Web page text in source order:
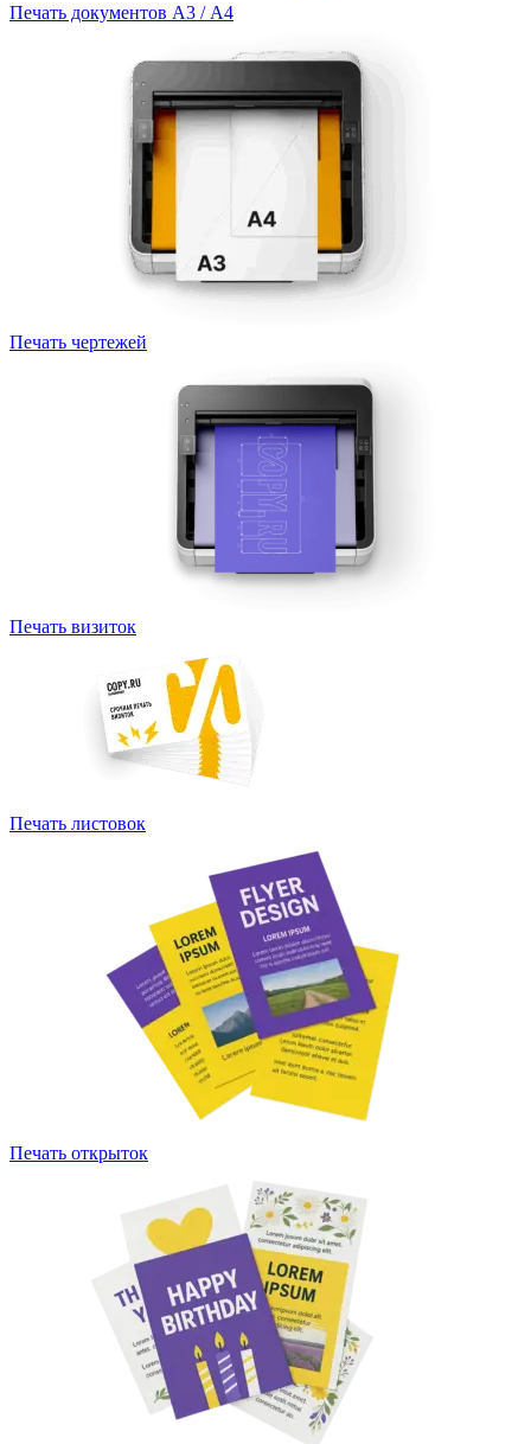
Печать документов А3 / А4
Печать чертежей
Печать визиток
Печать листовок
Печать открыток